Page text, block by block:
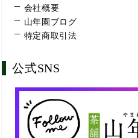
会社概要
山年園ブログ
特定商取引法
公式SNS